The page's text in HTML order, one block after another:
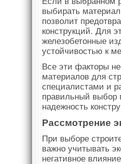
выбирать
позволит
конструкций. Для
железобетонные
устойчивостью к
Все эти факторы
материалов для
специалистами и
правильный выбор
надежность
Рассмотрение
При выборе
важно учитывать
негативное